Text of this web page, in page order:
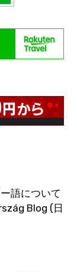
語について
Blog (日